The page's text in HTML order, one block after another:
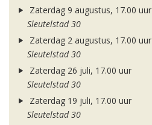
Zaterdag 9 augustus, 17.00 uur
Sleutelstad 30
Zaterdag 2 augustus, 17.00 uur
Sleutelstad 30
Zaterdag 26 juli, 17.00 uur
Sleutelstad 30
Zaterdag 19 juli, 17.00 uur
Sleutelstad 30